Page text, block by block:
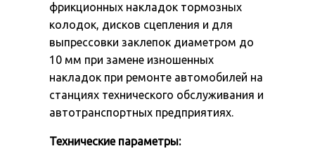
фрикционных накладок тормозных
колодок, дисков сцепления и для
выпрессовки заклепок диаметром до
10 мм при замене изношенных
накладок при ремонте автомобилей на
станциях технического обслуживания и
автотранспортных предприятиях.
Технические параметры: